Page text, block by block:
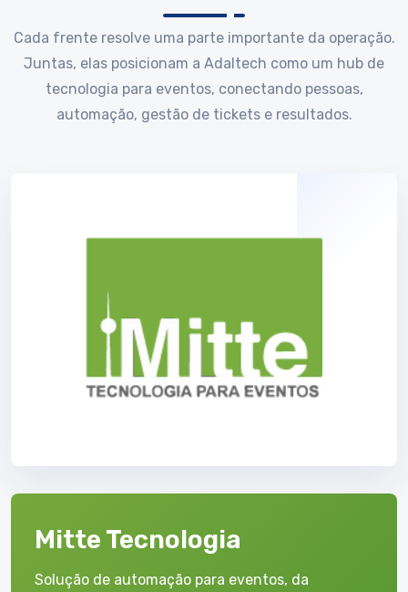
Cada frente resolve uma parte importante da operação.
Juntas, elas posicionam a Adaltech como um hub de
tecnologia para eventos, conectando pessoas,
automação, gestão de tickets e resultados.
Mitte Tecnologia
Solução de automação para eventos, da